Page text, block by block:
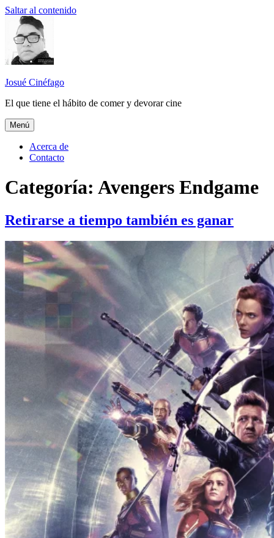
Saltar al contenido
Josué Cinéfago
El que tiene el hábito de comer y devorar cine
Menú
Acerca de
Contacto
Categoría: Avengers Endgame
Retirarse a tiempo también es ganar